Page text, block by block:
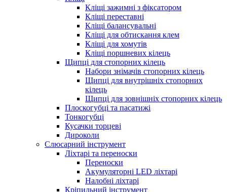
Кліщі зажимні з фіксатором
Кліщі переставні
Кліщі балансувальні
Кліщі для обтискання клем
Кліщі для хомутів
Кліщі поршневих кілець
Щипці для стопорних кілець
Набори знімачів стопорних кілець
Щипці для внутрішніх стопорних
кілець
Щипці для зовнішніх стопорних кілець
Плоскогубці та пасатижі
Тонкогубці
Кусачки торцеві
Дироколи
Слюсарний інструмент
Ліхтарі та переноски
Переноски
Акумуляторні LED ліхтарі
Налобні ліхтарі
Кріпильний інструмент